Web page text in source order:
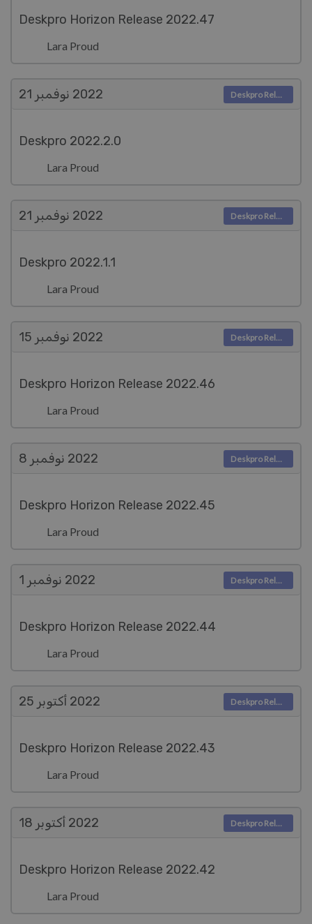
Deskpro Horizon Release 2022.47
Lara Proud
نوفمبر 21 2022
Deskpro 2022.2.0
Lara Proud
Deskpro Releases
نوفمبر 21 2022
Deskpro 2022.1.1
Lara Proud
Deskpro Releases
نوفمبر 15 2022
Deskpro Horizon Release 2022.46
Lara Proud
Deskpro Releases
نوفمبر 8 2022
Deskpro Horizon Release 2022.45
Lara Proud
Deskpro Releases
نوفمبر 1 2022
Deskpro Horizon Release 2022.44
Lara Proud
Deskpro Releases
أكتوبر 25 2022
Deskpro Horizon Release 2022.43
Lara Proud
Deskpro Releases
أكتوبر 18 2022
Deskpro Horizon Release 2022.42
Lara Proud
Deskpro Releases